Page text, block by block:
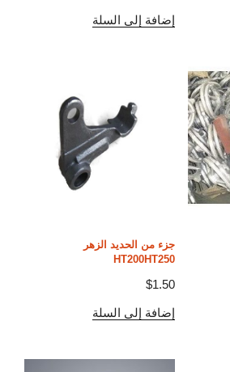
إضافة إلى السلة
جزء من الحديد الزهر
HT200HT250
$1.50
إضافة إلى السلة